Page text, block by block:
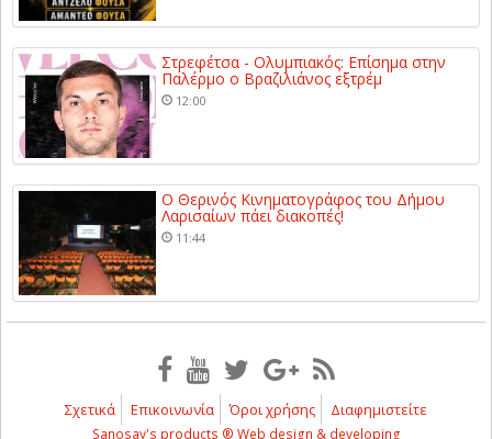
Στρεφέτσα - Ολυμπιακός: Επίσημα στην
Παλέρμο ο Βραζιλιάνος εξτρέμ
12:00
Ο Θερινός Κινηματογράφος του Δήμου
Λαρισαίων πάει διακοπές!
11:44
Σχετικά Επικοινωνία Όροι χρήσης Διαφημιστείτε
Sanosay's products ® Web design & developing